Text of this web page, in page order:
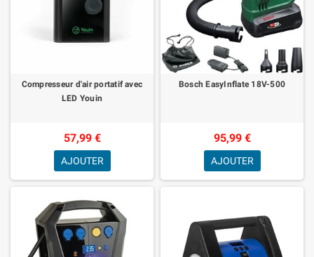
Compresseur d'air portatif avec
LED Youin
57,99 €
AJOUTER
Bosch EasyInflate 18V-500
95,99 €
AJOUTER